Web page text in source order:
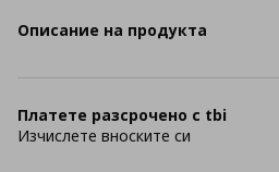
Описание на продукта
Платете разсрочено с tbi
Изчислете вноските си